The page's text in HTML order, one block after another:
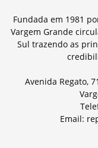
Fundada em 1981
Vargem Grande
Sul trazendo as
Avenida Regato,
Email: